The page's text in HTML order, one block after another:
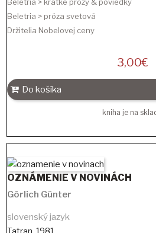
Beletria > próza svetová
Držitelia Nobelovej ceny
3,00€
Do košíka
kniha je na
OZNÁMENIE V NOVINÁCH
Görlich Günter
slovenský jazyk